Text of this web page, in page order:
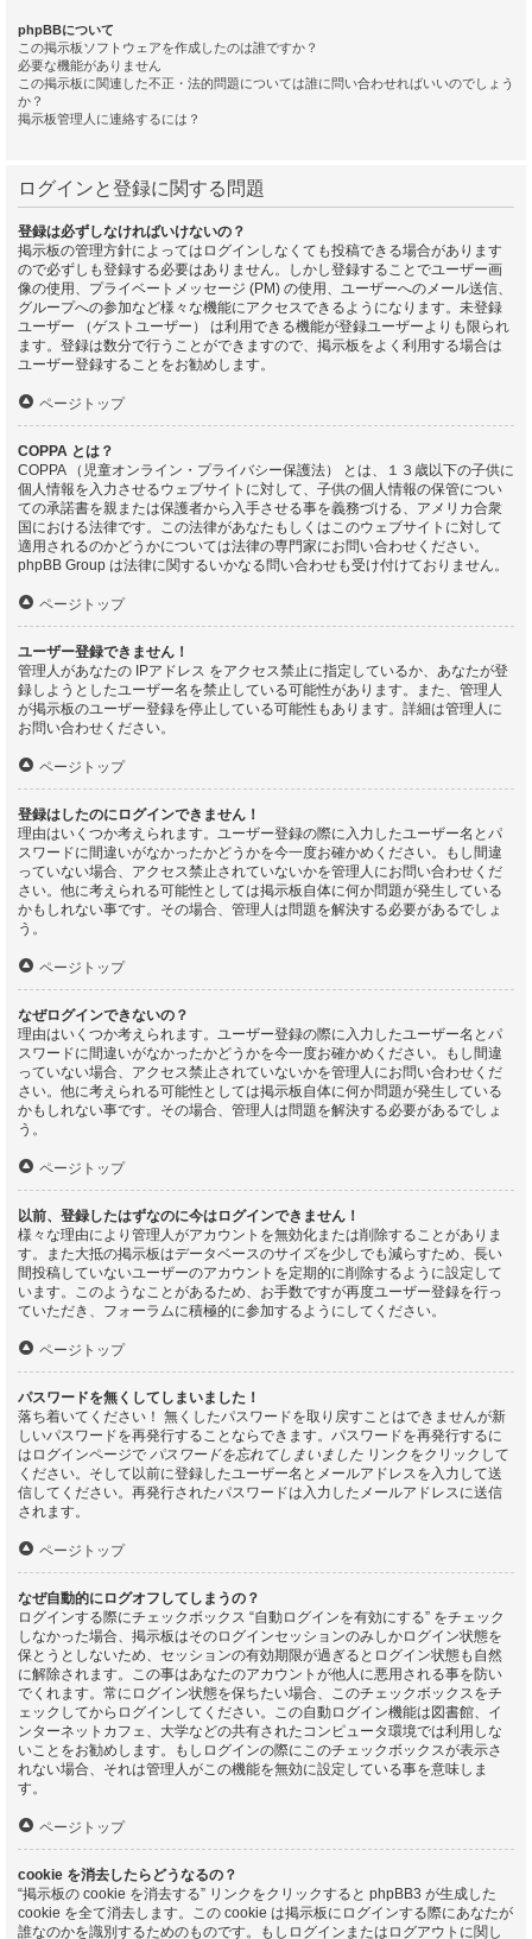
phpBBについて
この掲示板ソフトウェアを作成したのは誰ですか？
必要な機能がありません
この掲示板に関連した不正・法的問題については誰に問い合わせればいいのでしょう
か？
掲示板管理人に連絡するには？
ログインと登録に関する問題
登録は必ずしなければいけないの？
掲示板の管理方針によってはログインしなくても投稿できる場合があります
ので必ずしも登録する必要はありません。しかし登録することでユーザー画
像の使用、プライベートメッセージ (PM) の使用、ユーザーへのメール送信、
グループへの参加など様々な機能にアクセスできるようになります。未登録
ユーザー （ゲストユーザー） は利用できる機能が登録ユーザーよりも限られ
ます。登録は数分で行うことができますので、掲示板をよく利用する場合は
ユーザー登録することをお勧めします。
ページトップ
COPPA とは？
COPPA （児童オンライン・プライバシー保護法） とは、１３歳以下の子供に
個人情報を入力させるウェブサイトに対して、子供の個人情報の保管につい
ての承諾書を親または保護者から入手させる事を義務づける、アメリカ合衆
国における法律です。この法律があなたもしくはこのウェブサイトに対して
適用されるのかどうかについては法律の専門家にお問い合わせください。
phpBB Group は法律に関するいかなる問い合わせも受け付けておりません。
ページトップ
ユーザー登録できません！
管理人があなたの IPアドレス をアクセス禁止に指定しているか、あなたが登
録しようとしたユーザー名を禁止している可能性があります。また、管理人
が掲示板のユーザー登録を停止している可能性もあります。詳細は管理人に
お問い合わせください。
ページトップ
登録はしたのにログインできません！
理由はいくつか考えられます。ユーザー登録の際に入力したユーザー名とパ
スワードに間違いがなかったかどうかを今一度お確かめください。もし間違
っていない場合、アクセス禁止されていないかを管理人にお問い合わせくだ
さい。他に考えられる可能性としては掲示板自体に何か問題が発生している
かもしれない事です。その場合、管理人は問題を解決する必要があるでしょ
う。
ページトップ
なぜログインできないの？
理由はいくつか考えられます。ユーザー登録の際に入力したユーザー名とパ
スワードに間違いがなかったかどうかを今一度お確かめください。もし間違
っていない場合、アクセス禁止されていないかを管理人にお問い合わせくだ
さい。他に考えられる可能性としては掲示板自体に何か問題が発生している
かもしれない事です。その場合、管理人は問題を解決する必要があるでしょ
う。
ページトップ
以前、登録したはずなのに今はログインできません！
様々な理由により管理人がアカウントを無効化または削除することがありま
す。また大抵の掲示板はデータベースのサイズを少しでも減らすため、長い
間投稿していないユーザーのアカウントを定期的に削除するように設定して
います。このようなことがあるため、お手数ですが再度ユーザー登録を行っ
ていただき、フォーラムに積極的に参加するようにしてください。
ページトップ
パスワードを無くしてしまいました！
落ち着いてください！ 無くしたパスワードを取り戻すことはできませんが新
しいパスワードを再発行することならできます。パスワードを再発行するに
はログインページで パスワードを忘れてしまいました リンクをクリックして
ください。そして以前に登録したユーザー名とメールアドレスを入力して送
信してください。再発行されたパスワードは入力したメールアドレスに送信
されます。
ページトップ
なぜ自動的にログオフしてしまうの？
ログインする際にチェックボックス “自動ログインを有効にする” をチェック
しなかった場合、掲示板はそのログインセッションのみしかログイン状態を
保とうとしないため、セッションの有効期限が過ぎるとログイン状態も自然
に解除されます。この事はあなたのアカウントが他人に悪用される事を防い
でくれます。常にログイン状態を保ちたい場合、このチェックボックスをチ
ェックしてからログインしてください。この自動ログイン機能は図書館、イ
ンターネットカフェ、大学などの共有されたコンピュータ環境では利用しな
いことをお勧めします。もしログインの際にこのチェックボックスが表示さ
れない場合、それは管理人がこの機能を無効に設定している事を意味しま
す。
ページトップ
cookie を消去したらどうなるの？
“掲示板の cookie を消去する” リンクをクリックすると phpBB3 が生成した
cookie を全て消去します。この cookie は掲示板にログインする際にあなたが
誰なのかを識別するためのものです。もしログインまたはログアウトに関し